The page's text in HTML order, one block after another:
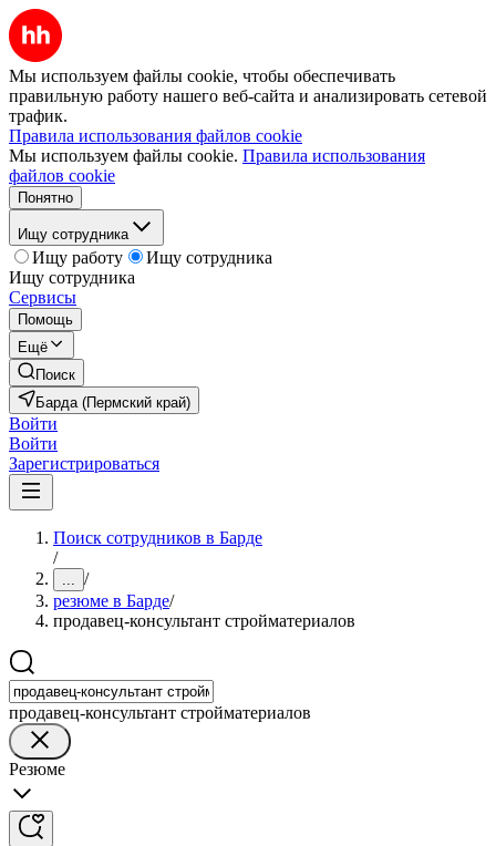
Мы используем файлы cookie, чтобы обеспечивать
правильную работу нашего веб-сайта и анализировать сетевой
трафик.
Правила использования файлов cookie
Мы используем файлы cookie. Правила использования
файлов cookie
Понятно
Ищу сотрудника
Ищу работу
Ищу сотрудника
Ищу сотрудника
Сервисы
Помощь
Ещё
Поиск
Барда (Пермский край)
Войти
Войти
Зарегистрироваться
Поиск сотрудников в Барде
/
... /
резюме в Барде/
продавец-консультант стройматериалов
продавец-консультант стройматериалов
Резюме